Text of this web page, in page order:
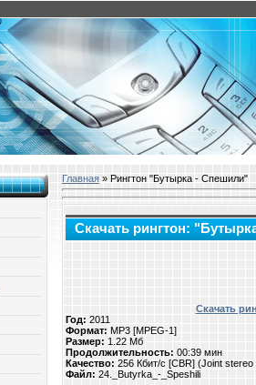
Главная » Рингтон "Бутырка - Спешили"
Скачать рингтон:
Скачать
Год: 2011
Формат: MP3 [MPEG-1]
Размер: 1.22 Мб
Продолжительность: 00:39 мин
Качество: 256 Кбит/с [CBR] (Joint
Файл: 24._Butyrka_-_Speshili